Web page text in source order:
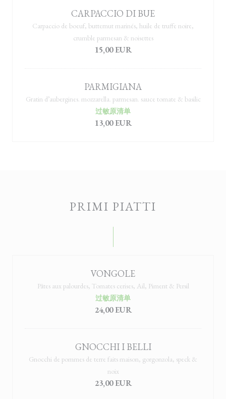
CARPACCIO DI BUE
Carpaccio de boeuf, butternut marinés, huile de truffe noire,
crumble parmesan & noisettes
15,00 EUR
PARMIGIANA
Gratin d’aubergines. mozzarella. parmesan. sauce tomate & basilic
过敏原清单
13,00 EUR
PRIMI PIATTI
VONGOLE
Pâtes aux palourdes, Tomates cerises, Ail, Piment & Persil
过敏原清单
24,00 EUR
GNOCCHI I BELLI
Gnocchi de pommes de terre faits maison, gorgonzola, speck &
noix
23,00 EUR